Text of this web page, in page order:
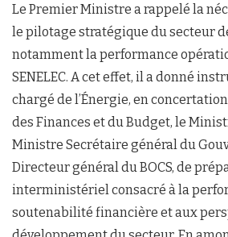
Le Premier Ministre a rappelé la
le pilotage stratégique du secteur
notamment la performance
SENELEC. A cet effet, il a donné
chargé de l’Énergie, en
des Finances et du Budget, le
Ministre Secrétaire général du
Directeur général du BOCS, de
interministériel consacré à la
soutenabilité financière et aux